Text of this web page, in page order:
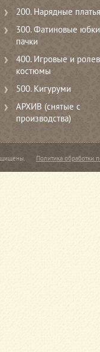
200. Нарядные
300. Фатиновые
пачки
400. Игровые и
костюмы
500. Кигуруми
АРХИВ (снятые с
производства)
Политика обработки